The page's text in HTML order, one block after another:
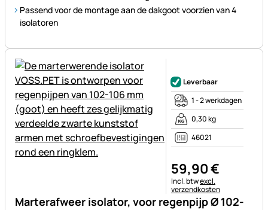
Passend voor de montage aan de dakgoot voorzien van 4
isolatoren
Marterafweer isolator, voor regenpijp Ø 102-
Leverbaar
1 - 2 werkdagen
0,30 kg
46021
59,90€
Belastinginformatie:
Incl. btwexcl.
verzendkosten